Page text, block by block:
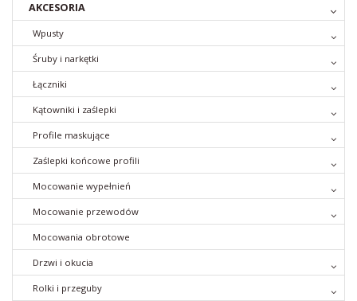
AKCESORIA
Wpusty
Śruby i narkętki
Łączniki
Kątowniki i zaślepki
Profile maskujące
Zaślepki końcowe profili
Mocowanie wypełnień
Mocowanie przewodów
Mocowania obrotowe
Drzwi i okucia
Rolki i przeguby